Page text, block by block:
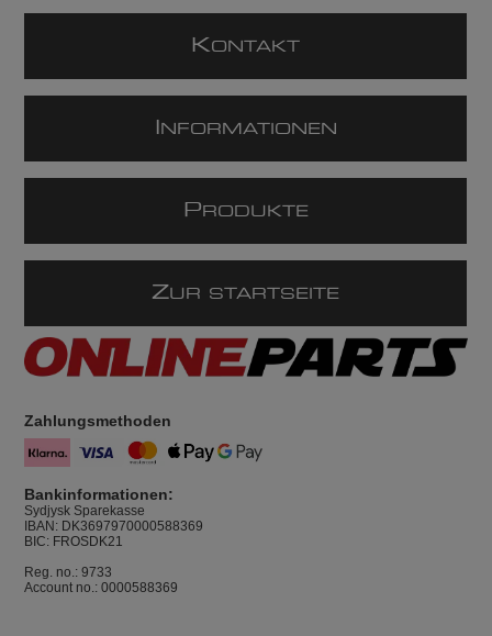
KONTAKT
NFORMATIONEN
P RODUKTE
ZUR STARTSEITE
Zahlungsmethoden
Bankinformationen:
Sydjysk Sparekasse
IBAN: DK3697970000588369
BIC: FROSDK21
Reg. no.: 9733
Account no.: 0000588369